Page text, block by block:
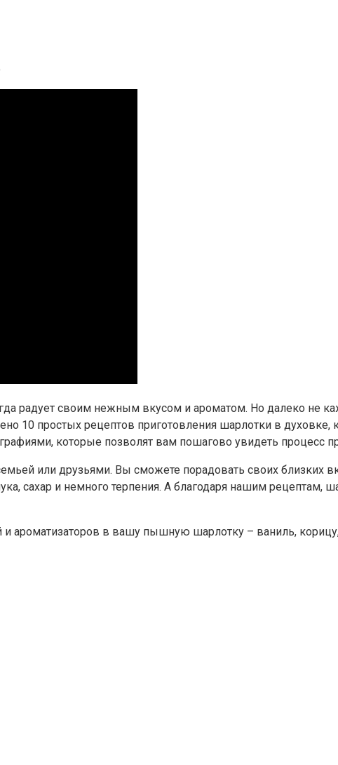
радует своим нежным вкусом и ароматом. Но далеко не
10 простых рецептов приготовления шарлотки в духовке,
которые позволят вам пошагово увидеть процесс
или друзьями. Вы сможете порадовать своих близких
сахар и немного терпения. А благодаря нашим рецептам,
ароматизаторов в вашу пышную шарлотку – ваниль,